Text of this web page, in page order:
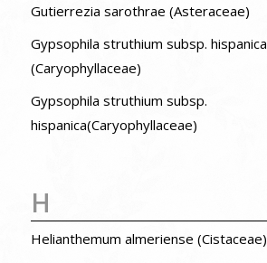
Gutierrezia sarothrae (Asteraceae)
Gypsophila struthium subsp. hispanica
(Caryophyllaceae)
Gypsophila struthium subsp.
hispanica(Caryophyllaceae)
H
Helianthemum almeriense (Cistaceae)